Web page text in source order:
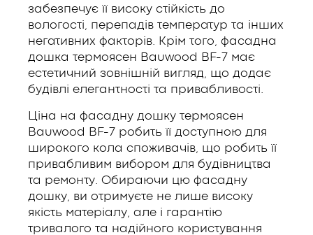
забезпечує її високу стійкість до
вологості, перепадів температур та інших
негативних факторів. Крім того, фасадна
дошка термоясен Bauwood BF-7 має
естетичний зовнішній вигляд, що додає
будівлі елегантності та привабливості.
Ціна на фасадну дошку термоясен
Bauwood BF-7 робить її доступною для
широкого кола споживачів, що робить її
привабливим вибором для будівництва
та ремонту. Обираючи цю фасадну
дошку, ви отримуєте не лише високу
якість матеріалу, але і гарантію
тривалого та надійного користування